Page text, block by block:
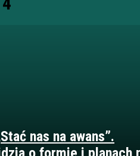
nas na awans”.